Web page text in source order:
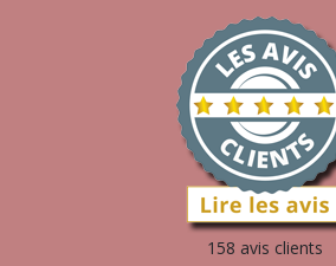
158 avis clients